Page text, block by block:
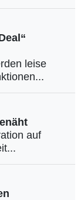
leise
auf